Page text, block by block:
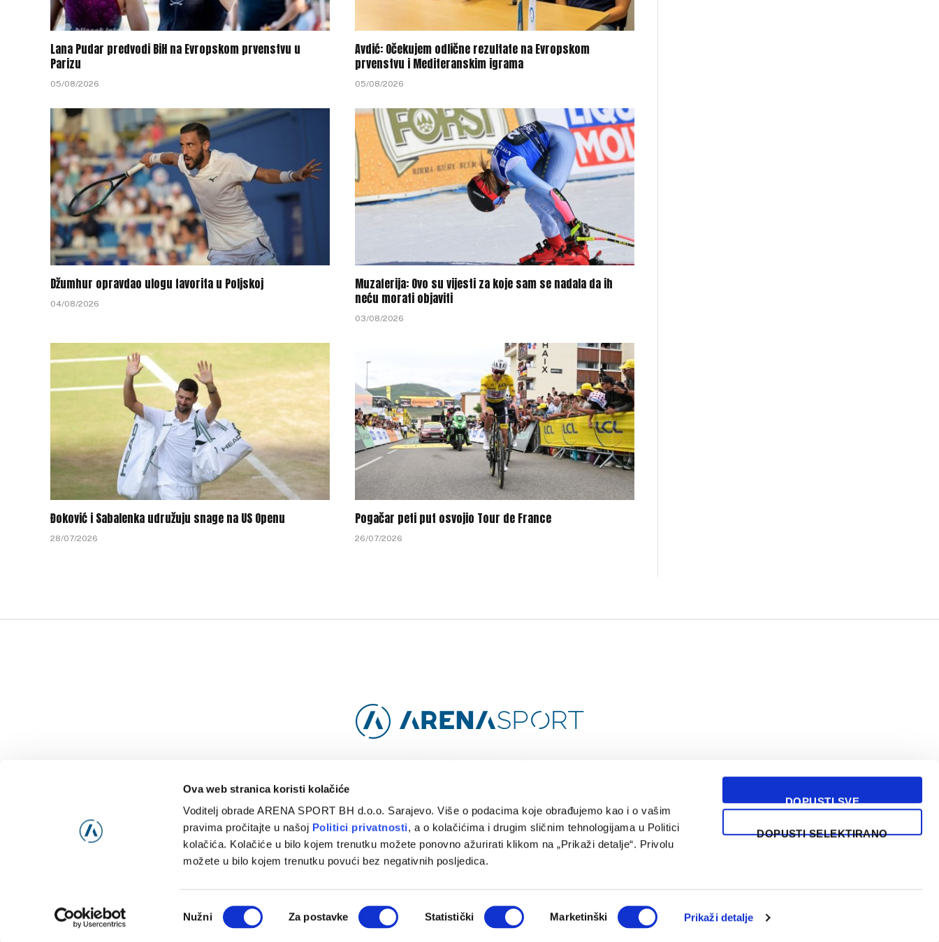
Ova web stranica koristi kolačiće
Voditelj obrade ARENA SPORT BH d.o.o. Sarajevo. Više o podacima koje obrađujemo kao i o vašim
pravima pročitajte u našoj Politici privatnosti, a o kolačićima i drugim sličnim tehnologijama u Politici
kolačića. Kolačiće u bilo kojem trenutku možete ponovno ažurirati klikom na „Prikaži detalje“. Privolu
možete u bilo kojem trenutku povući bez negativnih posljedica.
Selection
Nužni Za postavke Statistički Marketinški Prikaži detalje
DOPUSTI SVE
DOPUSTI SELEKTIRANO
Lana Pudar predvodi BiH na Evropskom prvenstvu u
Parizu
05/08/2026
Avdić: Očekujem odlične rezultate na Evropskom
prvenstvu i Mediteranskim igrama
05/08/2026
Džumhur opravdao ulogu favorita u Poljskoj
04/08/2026
Muzaferija: Ovo su vijesti za koje sam se nadala da ih
neću morati objaviti
03/08/2026
Đoković i Sabalenka udružuju snage na US Openu
28/07/2026
Pogačar peti put osvojio Tour de France
26/07/2026
NAJNOVIJE POLITIKA PRIVATNOSTI